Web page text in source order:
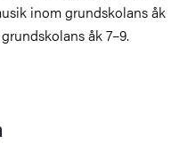
inom grundskolans åk
åk 7–9.